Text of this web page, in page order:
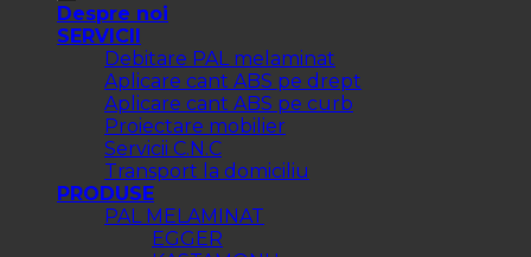
Despre noi
SERVICII
Debitare PAL melaminat
Aplicare cant ABS pe drept
Aplicare cant ABS pe curb
Proiectare mobilier
Servicii C.N.C
Transport la domiciliu
PRODUSE
PAL MELAMINAT
EGGER